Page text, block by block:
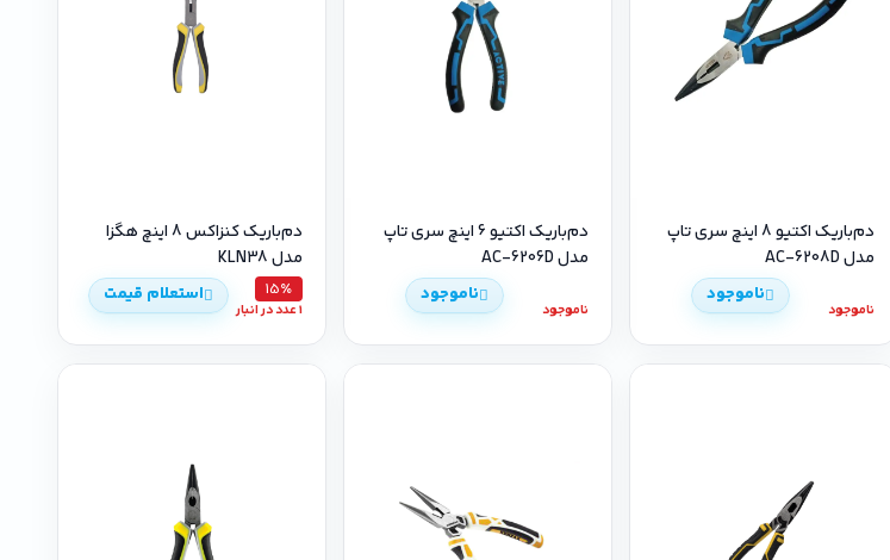
دم‌باریک اکتیو 8 اینچ سری تاپ
مدل AC-6208D
ناموجود
ناموجود
دم‌باریک اکتیو 6 اینچ سری تاپ
مدل AC-6206D
ناموجود
ناموجود
دم‌باریک کنزاکس 8 اینچ هگزا
مدل KLN38
15٪
1 عدد در انبار
استعلام قیمت